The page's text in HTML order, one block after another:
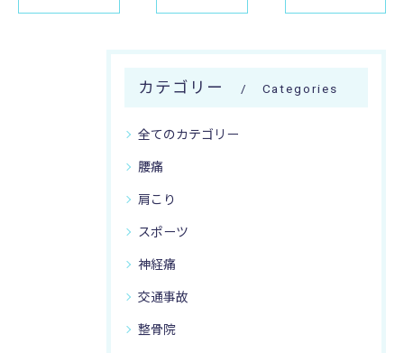
カテゴリー Categories
全てのカテゴリー
腰痛
肩こり
スポーツ
神経痛
交通事故
整骨院